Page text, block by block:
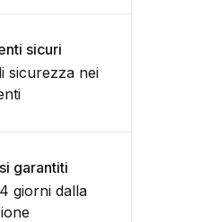
sicuri
sicurezza nei
garantiti
giorni dalla